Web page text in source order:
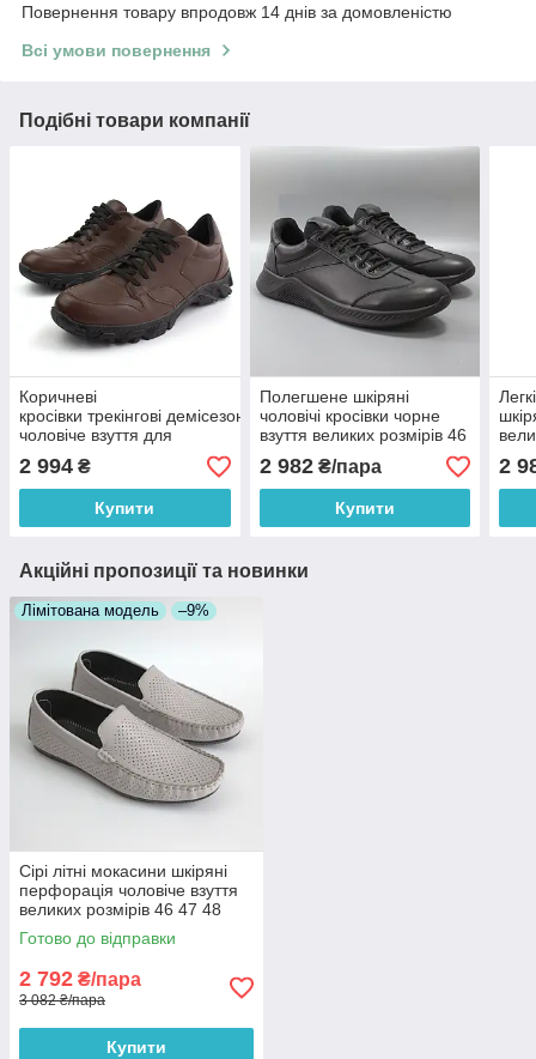
Повернення товару впродовж 14 днів за домовленістю
Всі умови повернення
Подібні товари компанії
Коричневі
кросівки трекінгові демісезонне
чоловіче взуття для
хайкінгу походу підошва з
протектором ReBaKa Tacti
Brown
2 994 ₴
Купити
Полегшене шкіряні
чоловічі кросівки чорне
взуття великих розмірів 46
47 48 49 50 Rosso
Avangard DolGa All Black
BS
2 982₴/пара
Купити
Gon
2
Акційні пропозиції та новинки
Лімітована модель –9%
Сірі літні мокасини шкіряні
перфорація чоловіче взуття
великих розмірів 46 47 48
Rosso Avangard BS M4
PerfGrey
Готово до відправки
2 792 ₴/пара
3 082 ₴/пара
Купити